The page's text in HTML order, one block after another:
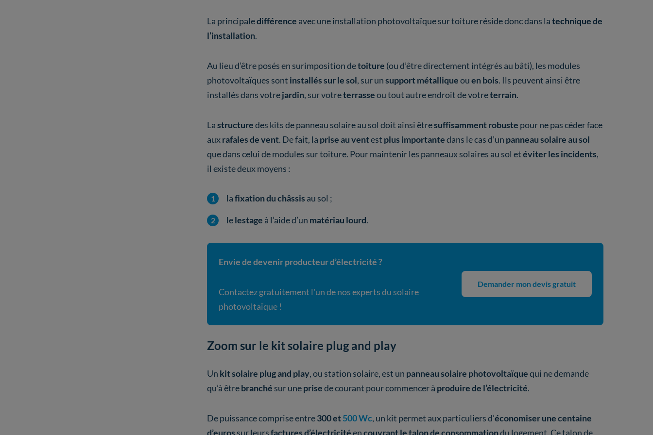
La principaledifférence avec une installation photovoltaïque sur toiture réside donc dans latechnique de
l’installation.
Au lieu d’être posés en surimposition detoiture (ou d’être directement intégrés au bâti), les modules
photovoltaïques sont installés sur le sol, sur unsupport métalliqueouen bois. Ils peuvent ainsi être
installés dans votrejardin, sur votreterrasseou tout autre endroit de votreterrain.
Lastructuredes kits de panneau solaire au sol doit ainsi êtresuffisamment robuste pour ne pas céder face
auxrafales de vent. De fait, la prise au ventest plus importantedans le cas d’un panneau solaire au sol
que dans celui de modules sur toiture. Pour maintenir les panneaux solaires au sol etéviter les incidents,
il existe deux moyens :
lafixation du châssis au sol ;
lelestage à l’aide d’un matériau lourd.
Envie de devenir producteur d’électricité ?
Contactez gratuitement l'un de nos experts du solaire
photovoltaïque !
Demander mon devis gratuit
Zoom sur le kit solaire plug and play
Un kit solaire plug and play, ou station solaire, est un panneau solaire photovoltaïquequi ne demande
qu’à êtrebranché sur uneprisede courant pour commencer à produire de l’électricité.
De puissance comprise entre300 et500 Wc, un kit permet aux particuliers d’économiser une centaine
d’euros sur leursfactures d’électricitéencouvrant le talon de consommationdu logement. Ce talon de